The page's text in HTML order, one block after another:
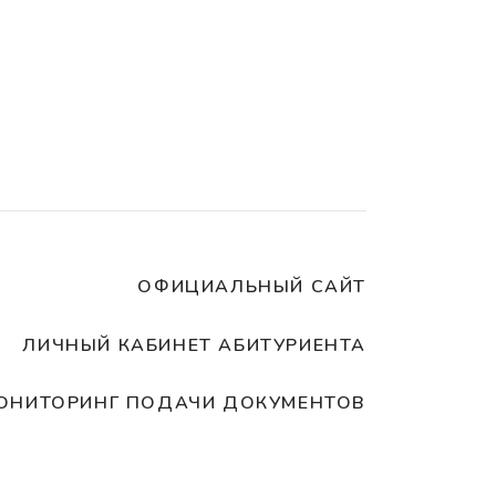
ОФИЦИАЛЬНЫЙ САЙТ
ЛИЧНЫЙ КАБИНЕТ АБИТУРИЕНТА
ПОДАЧИ ДОКУМЕНТОВ